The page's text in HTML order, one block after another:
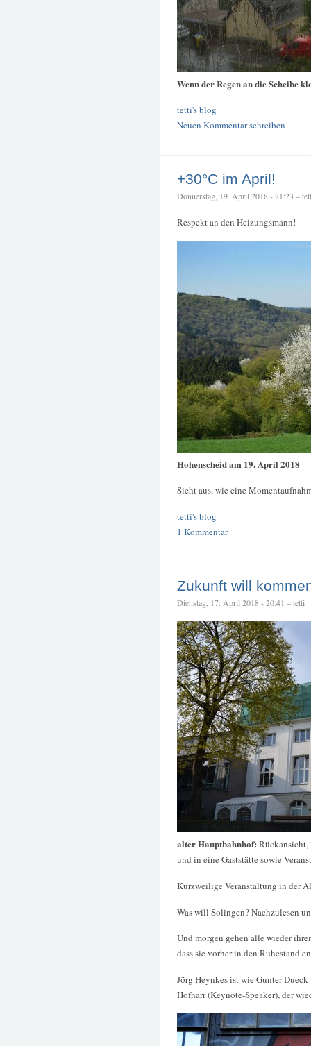
Wenn der Regen an die Scheibe
tetti's blog
Neuen Kommentar schreiben
+30°C im April!
Donnerstag, 19. April 2018 - 21:23 –
Respekt an den Heizungsmann!
Hohenscheid am 19. April 2018
Sieht aus, wie eine
tetti's blog
1 Kommentar
Zukunft will
Dienstag, 17. April 2018 - 20:41 – tetti
alter Hauptbahnhof: Rückansicht,
und in eine Gaststätte sowie
Kurzweilige Veranstaltung in der
Was will Solingen? Nachzulesen
Und morgen gehen alle wieder
dass sie vorher in den Ruhestand
Jörg Heynkes ist wie Gunter
Hofnarr (Keynote-Speaker), der